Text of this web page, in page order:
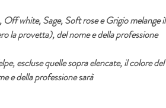
white, Sage, Soft rose e Grigio melange il
la provetta), del nome e della professione
escluse quelle sopra elencate, il colore del
e della professione sarà